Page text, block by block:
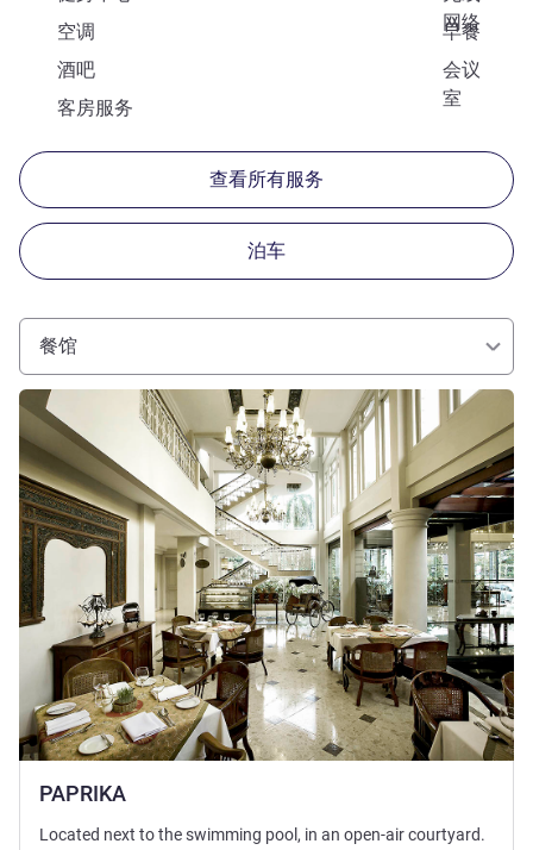
网络
空调
早餐
酒吧
会议
室
客房服务
查看所有服务
泊车
餐馆
PAPRIKA
请参阅详情
Located next to the swimming pool, in an open-air courtyard.